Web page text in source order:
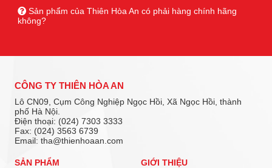
Sản phẩm của Thiên Hòa An có phải hàng chính hãng
không?
CÔNG TY THIÊN HÒA AN
Lô CN09, Cụm Công Nghiệp Ngọc Hồi, Xã Ngọc Hồi, thành
phố Hà Nội.
Điện thoại: (024) 7303 3333
Fax: (024) 3563 6739
Email: tha@thienhoaan.com
SẢN PHẨM
GIỚI THIỆU